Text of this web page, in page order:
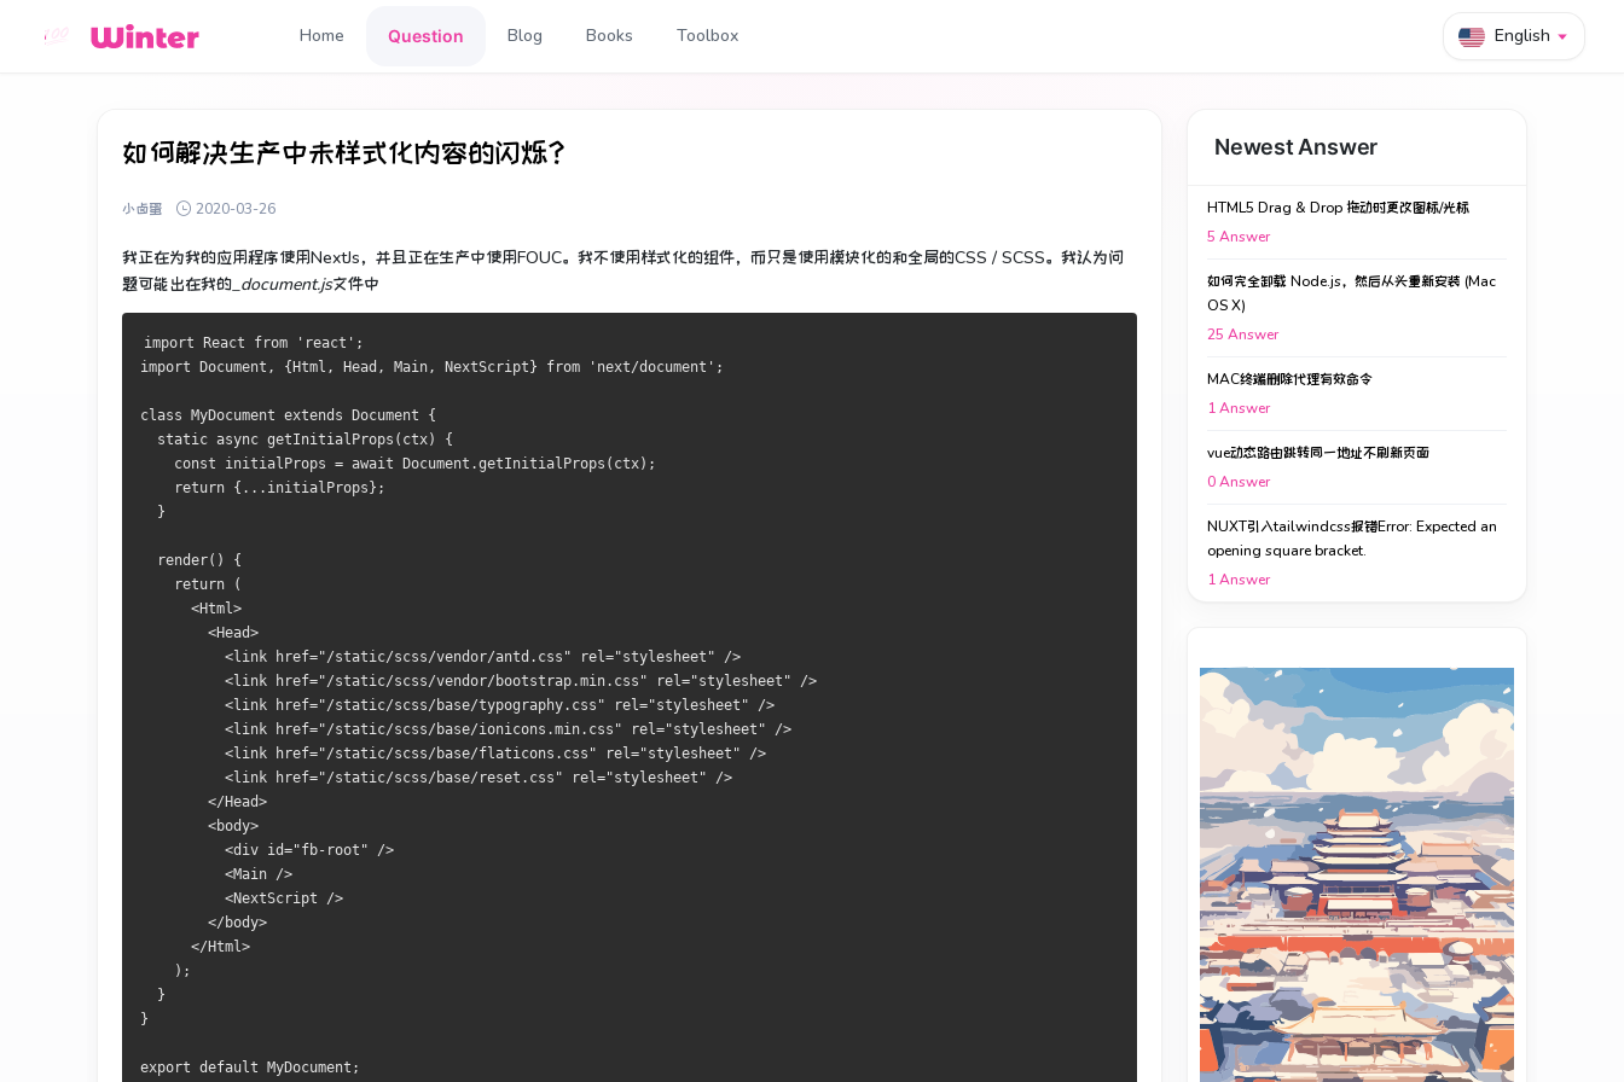
Home Question Blog Books Toolbox English
如何解决生产中未样式化内容的闪烁？
小卤蛋 2020-03-26
我正在为我的应用程序使用NextJs，并且正在生产中使用FOUC。 我不使用样式化的组件，而只是使用模块化的和全局的CSS / SCSS。 我认为问
题可能出在我的_document.js文件中
import React from 'react';
import Document, {Html, Head, Main, NextScript} from 'next/document';
class MyDocument extends Document {
  static async getInitialProps(ctx) {
    const initialProps = await Document.getInitialProps(ctx);
    return {...initialProps};
  }
  render() {
    return (
      <Html>
        <Head>
          <link href="/static/scss/vendor/antd.css" rel="stylesheet" />
          <link href="/static/scss/vendor/bootstrap.min.css" rel="stylesheet" />
          <link href="/static/scss/base/typography.css" rel="stylesheet" />
          <link href="/static/scss/base/ionicons.min.css" rel="stylesheet" />
          <link href="/static/scss/base/flaticons.css" rel="stylesheet" />
          <link href="/static/scss/base/reset.css" rel="stylesheet" />
        </Head>
        <body>
          <div id="fb-root" />
          <Main />
          <NextScript />
        </body>
      </Html>
    );
  }
}
export default MyDocument;
Newest Answer
HTML5 Drag & Drop 拖动时更改图标/光标
5 Answer
如何完全卸载 Node.js，然后从头重新安装 (Mac
OS X)
25 Answer
MAC终端删除代理有效命令
1Answer
vue动态路由跳转同一地址不刷新页面
0Answer
NUXT引入tailwindcss报错Error: Expected an
opening square bracket.
1Answer